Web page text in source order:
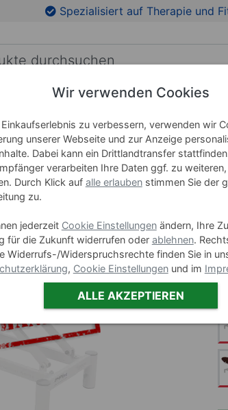
den Produktbildern springen
Spezialisiert auf Therapie und
ST Gestellfarbe Weiß
Wir verwenden Cookies
zu verbessern, verwenden wir
unserer Webseite und zur Anzeige
Dabei kann ein Drittlandtransfer
verarbeiten Ihre Daten ggf. zu
Durch Klick auf alle erlaubenstimmen Sie der
zu.
jederzeit Cookie Einstellungenändern, Ihre
für die Zukunft widerrufen oder ablehnen.
Widerrufs-/Widerspruchsrechte finden Sie in
, Cookie Einstellungenund im
ALLE AKZEPTIEREN